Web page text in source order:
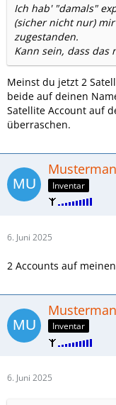
Ich hab' "damals"
(sicher nicht nur)
zugestanden.
Kann sein, dass das
Meinst du jetzt 2
beide auf deinen
Satellite Account auf
überraschen.
Inventar
6. Juni 2025
2 Accounts auf
Inventar
6. Juni 2025